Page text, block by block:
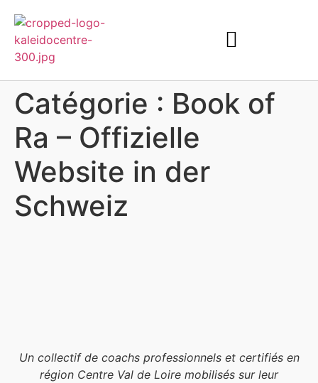
Catégorie : Book of
Ra – Offizielle
Website in der
Schweiz
Un collectif de coachs professionnels et certifiés en
région Centre Val de Loire mobilisés sur leur